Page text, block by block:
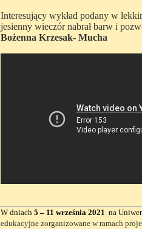
Interesujący wykład podany w
jesienny wieczór nabrał barw i
Bożenna Krzesak- Mucha
W dniach 5 – 11 września 2021 na
edukacyjne zorganizowane w ramach